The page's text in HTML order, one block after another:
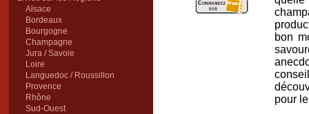
Alsace
Bordeaux
Bourgogne
Champagne
Jura / Savoie
Loire
Languedoc / Roussillon
Provence
Rhône
Sud-Ouest
bon
pour